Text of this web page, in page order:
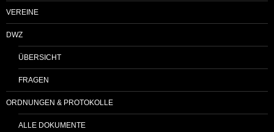
VEREINE
DWZ
ÜBERSICHT
FRAGEN
ORDNUNGEN & PROTOKOLLE
ALLE DOKUMENTE